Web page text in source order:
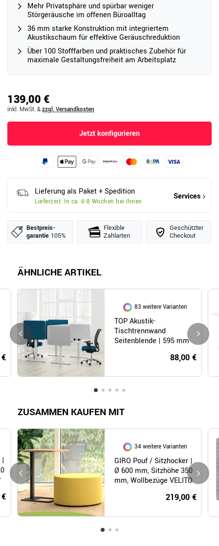
Mehr Privatsphäre und spürbar weniger
Störgeräusche im offenen Büroalltag
36 mm starke Konstruktion mit integriertem
Akustikschaum für effektive Geräuschreduktion
Über 100 Stofffarben und praktisches Zubehör für
maximale Gestaltungsfreiheit am Arbeitsplatz
139,00 €
inkl. MwSt. &zzgl. Versandkosten
Jetzt konfigurieren
Lieferung als Paket + Spedition
Lieferzeit: In ca. 6-8 Wochen bei Ihnen
Services
Bestpreis­
garantie 105%
Flexible
Zahlarten
Geschützter
Checkout
ÄHNLICHE ARTIKEL
83 weitere Varianten
TOP Akustik-
Tischtrennwand
Seitenblende | 595 mm
88,00 €
ZUSAMMEN KAUFEN MIT
|
34 weitere Varianten
GIRO Pouf / Sitzhocker |
Ø 600 mm, Sitzhöhe 350
mm, Wollbezüge VELITO
219,00 €